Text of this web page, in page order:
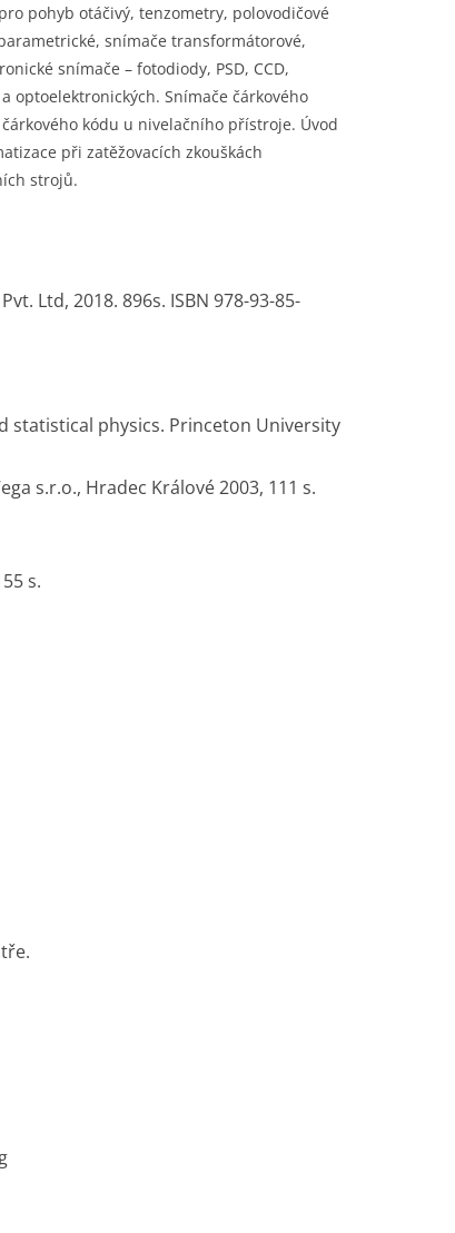
pohyb otáčivý, tenzometry, polovodičové
snímače transformátorové,
snímače – fotodiody, PSD, CCD,
optoelektronických. Snímače čárkového
kódu u nivelačního přístroje. Úvod
při zatěžovacích zkouškách
strojů.
Ltd, 2018. 896s. ISBN 978-93-85-
statistical physics. Princeton University
s.r.o., Hradec Králové 2003, 111 s.
s.